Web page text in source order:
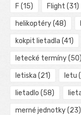
F (15) Flight (31)
helikoptéry(48)
kokpit lietadla (41)
letecké termíny(50)
letiska (21) letu
lietadlo (58)
merné jednotky(23)